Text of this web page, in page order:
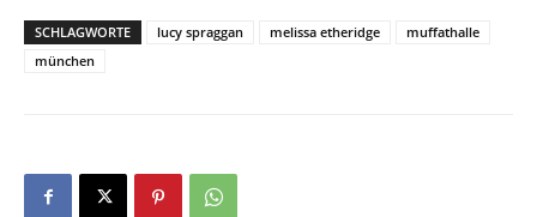
SCHLAGWORTE lucy spraggan melissa etheridge
muffathalle
münchen